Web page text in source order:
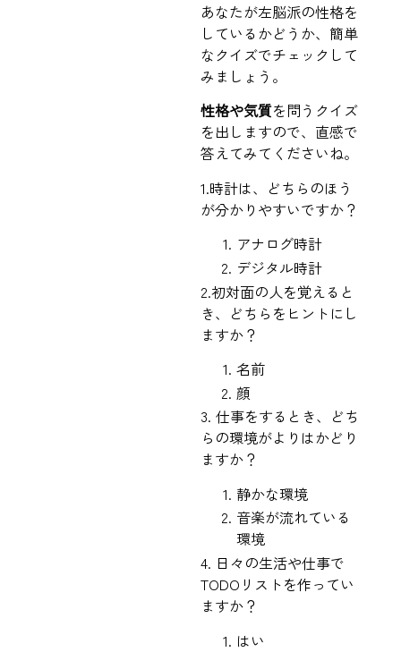
あなたが左脳派の性格を
しているかどうか、簡単
なクイズでチェックして
みましょう。
性格や気質を問うクイズ
を出しますので、直感で
答えてみてくださいね。
1.時計は、どちらのほう
が分かりやすいですか？
アナログ時計
デジタル時計
2.初対面の人を覚えると
き、どちらをヒントにし
ますか？
名前
顔
3. 仕事をするとき、どち
らの環境がよりはかどり
ますか？
静かな環境
音楽が流れている
環境
4. 日々の生活や仕事で
TODOリストを作ってい
ますか？
はい